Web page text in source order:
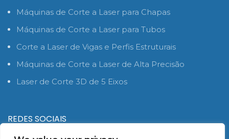
Máquinas de Corte a Laser para Chapas
Máquinas de Corte a Laser para Tubos
Corte a Laser de Vigas e Perfis Estruturais
Máquinas de Corte a Laser de Alta Precisão
Laser de Corte 3D de 5 Eixos
REDES SOCIAIS